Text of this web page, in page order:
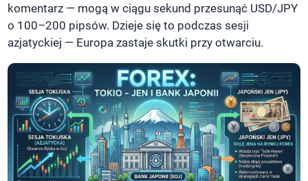
komentarz — mogą w ciągu sekund przesunąć USD/JPY
o 100–200 pipsów. Dzieje się to podczas sesji
azjatyckiej — Europa zastaje skutki przy otwarciu.